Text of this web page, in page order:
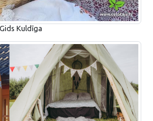
Gids Kuldīga